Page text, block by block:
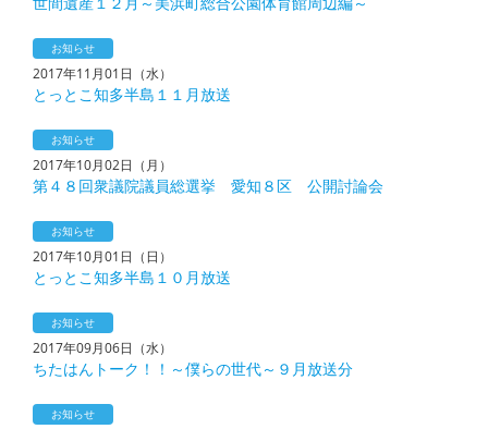
お知らせ
2017年11月01日（水）
とっとこ知多半島１１月放送
お知らせ
2017年10月02日（月）
第４８回衆議院議員総選挙 愛知８区 公開討論会
お知らせ
2017年10月01日（日）
とっとこ知多半島１０月放送
お知らせ
2017年09月06日（水）
ちたはんトーク！！～僕らの世代～９月放送分
お知らせ